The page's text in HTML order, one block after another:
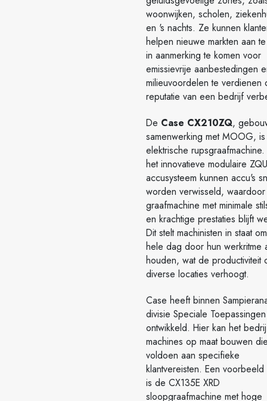
woonwijken, scholen,
en 's nachts. Ze kunnen
helpen nieuwe markten aan
in aanmerking te komen voor
emissievrije aanbestedingen
milieuvoordelen te verdienen
reputatie van een bedrijf
De Case CX210ZQ,
samenwerking met MOOG,
elektrische
het innovatieve modulaire
accusysteem kunnen accu's
worden verwisseld,
graafmachine met minimale
en krachtige prestaties blijft
Dit stelt machinisten in staat
hele dag door hun werkritme
houden, wat de productiviteit
diverse locaties verhoogt.
Case heeft binnen
divisie Speciale Toepassingen
ontwikkeld. Hier kan het
machines op maat bouwen
voldoen aan specifieke
klantvereisten. Een voorbeeld
is de CX135E XRD
sloopgraafmachine met hoge